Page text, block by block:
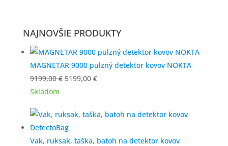
NAJNOVŠIE PRODUKTY
MAGNETAR 9000 pulzný detektor kovov NOKTA
9199,00€ Pôvodná
9199,00 €.
5199,00 €Aktuálna
5199,00 €.
Skladom
Vak, ruksak, taška, batoh na detektor kovov